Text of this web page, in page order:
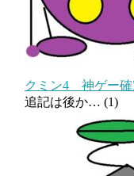
クミン4 神ゲー確
追記は後か… (1)